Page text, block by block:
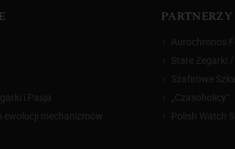
i Pasja
ewolucji mechanizmów
PARTNERZY
Aurochronos
Stare Zegarki
Szafirowe
„Czasoholicy”
Polish Watch